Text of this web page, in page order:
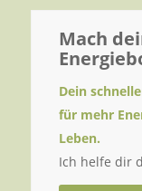
Mach
Dein
für mehr
Leben.
Ich helfe dir